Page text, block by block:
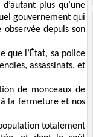
plus qu’une
gouvernement qui
depuis son
que l’État, sa police
assassinats, et
de monceaux de
la fermeture et nos
totalement